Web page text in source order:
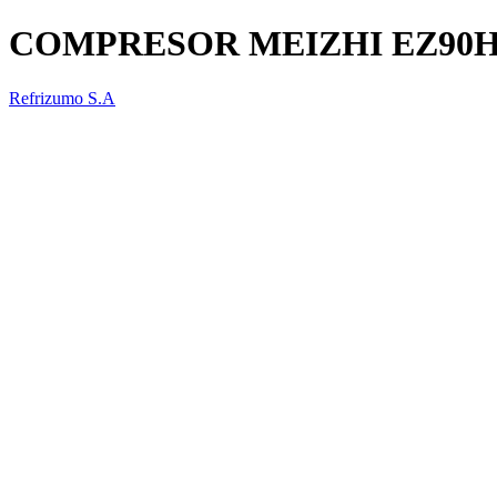
COMPRESOR MEIZHI
Refrizumo S.A